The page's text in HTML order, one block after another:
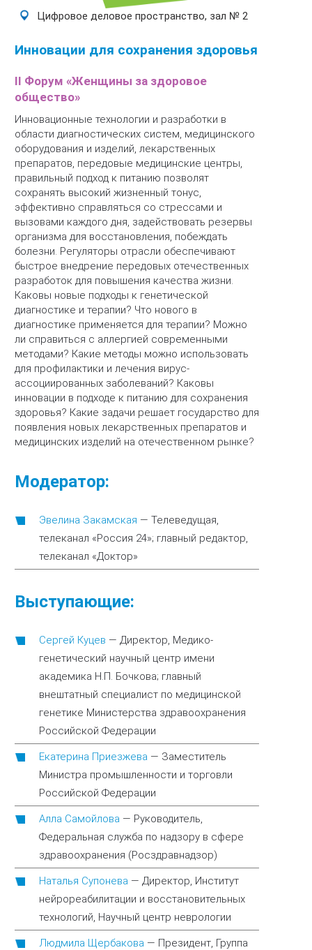
Цифровое деловое пространство, зал № 2
Инновации для сохранения здоровья
II Форум «Женщины за здоровое
общество»
Инновационные технологии и разработки в
области диагностических систем, медицинского
оборудования и изделий, лекарственных
препаратов, передовые медицинские центры,
правильный подход к питанию позволят
сохранять высокий жизненный тонус,
эффективно справляться со стрессами и
вызовами каждого дня, задействовать резервы
организма для восстановления, побеждать
болезни. Регуляторы отрасли обеспечивают
быстрое внедрение передовых отечественных
разработок для повышения качества жизни.
Каковы новые подходы к генетической
диагностике и терапии? Что нового в
диагностике применяется для терапии? Можно
ли справиться с аллергией современными
методами? Какие методы можно использовать
для профилактики и лечения вирус-
ассоциированных заболеваний? Каковы
инновации в подходе к питанию для сохранения
здоровья? Какие задачи решает государство для
появления новых лекарственных препаратов и
медицинских изделий на отечественном рынке?
Модератор:
Эвелина Закамская — Телеведущая,
телеканал «Россия 24»; главный редактор,
телеканал «Доктор»
Выступающие:
Сергей Куцев — Директор, Медико-
генетический научный центр имени
академика Н.П. Бочкова; главный
внештатный специалист по медицинской
генетике Министерства здравоохранения
Российской Федерации
Екатерина Приезжева — Заместитель
Министра промышленности и торговли
Российской Федерации
Алла Самойлова — Руководитель,
Федеральная служба по надзору в сфере
здравоохранения (Росздравнадзор)
Наталья Супонева — Директор, Институт
нейрореабилитации и восстановительных
технологий, Научный центр неврологии
Людмила Щербакова — Президент, Группа